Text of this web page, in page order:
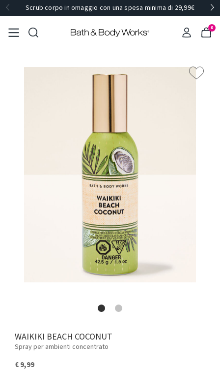
Scrub corpo in omaggio con una spesa minima di 29,99€
0
WAIKIKI BEACH COCONUT
Spray per ambienti concentrato
€ 9,99